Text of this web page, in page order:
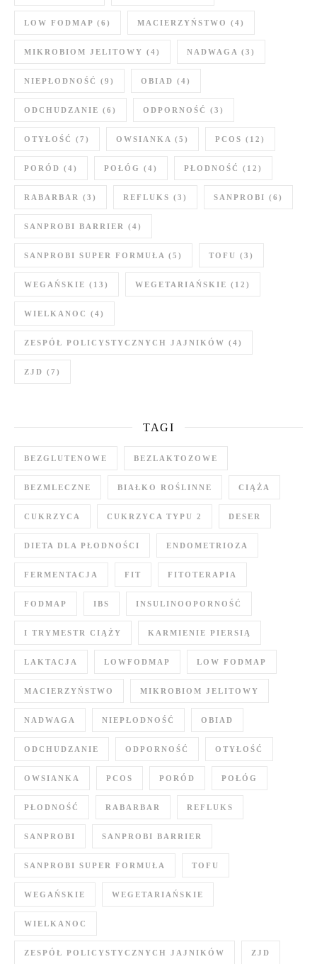
LOW FODMAP (6) MACIERZYŃSTWO (4)
MIKROBIOM JELITOWY (4) NADWAGA (3)
NIEPŁODNOŚĆ (9) OBIAD (4)
ODCHUDZANIE (6) ODPORNOŚĆ (3)
OTYŁOŚĆ (7) OWSIANKA (5) PCOS (12)
PORÓD (4) POŁÓG (4) PŁODNOŚĆ (12)
RABARBAR (3) REFLUKS (3) SANPROBI (6)
SANPROBI BARRIER (4)
SANPROBI SUPER FORMUŁA (5) TOFU (3)
WEGAŃSKIE (13) WEGETARIAŃSKIE (12)
WIELKANOC (4)
ZESPÓŁ POLICYSTYCZNYCH JAJNIKÓW (4)
ZJD (7)
TAGI
BEZGLUTENOWE BEZLAKTOZOWE
BEZMLECZNE BIAŁKO ROŚLINNE CIĄŻA
CUKRZYCA CUKRZYCA TYPU 2 DESER
DIETA DLA PŁODNOŚCI ENDOMETRIOZA
FERMENTACJA FIT FITOTERAPIA
FODMAP IBS INSULINOOPORNOŚĆ
I TRYMESTR CIĄŻY KARMIENIE PIERSIĄ
LAKTACJA LOWFODMAP LOW FODMAP
MACIERZYŃSTWO MIKROBIOM JELITOWY
NADWAGA NIEPŁODNOŚĆ OBIAD
ODCHUDZANIE ODPORNOŚĆ OTYŁOŚĆ
OWSIANKA PCOS PORÓD POŁÓG
PŁODNOŚĆ RABARBAR REFLUKS
SANPROBI SANPROBI BARRIER
SANPROBI SUPER FORMUŁA TOFU
WEGAŃSKIE WEGETARIAŃSKIE
WIELKANOC
ZESPÓŁ POLICYSTYCZNYCH JAJNIKÓW ZJD